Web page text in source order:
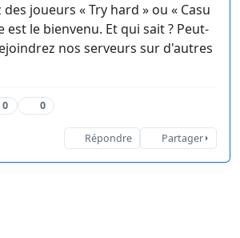
joueurs « Try hard » ou « Casu
est le bienvenu. Et qui sait ? Peut-
nos serveurs sur d'autres
0 0
Répondre Partager